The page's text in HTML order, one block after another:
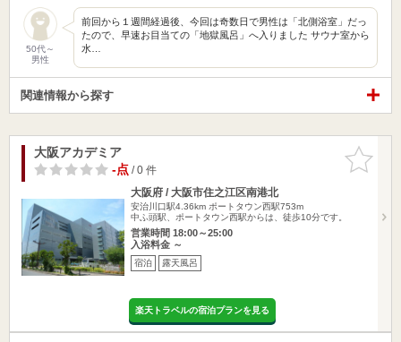
50代～
男性
前回から１週間経過後、今回は奇数日で男性は「北側浴室」だっ
たので、早速お目当ての「地獄風呂」へ入りました サウナ室から
水…
関連情報から探す
お気に入
りに追加
大阪アカデミア
-点/ 0 件
大阪府 / 大阪市住之江区南港北
安治川口駅4.36km ポートタウン西駅753m
中ふ頭駅、ポートタウン西駅からは、徒歩10分です。
営業時間 18:00～25:00
入浴料金 ～
宿泊 露天風呂
楽天トラベルの宿泊プランを見る